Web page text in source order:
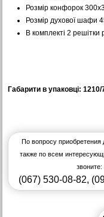
Розмір конфорок
Розмір духової шафи
В комплекті 2
Габарити в упаковці: 1210/
По вопросу приобретения
также по всем
звоните:
(067) 530-08-82,